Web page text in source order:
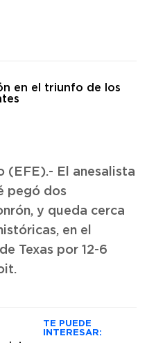
(EFE).- El anesalista
pegó dos
y queda cerca
en el
Texas por 12-6
TE PUEDE
INTERESAR: